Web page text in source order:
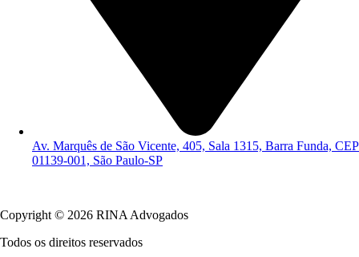
Av. Marquês de São Vicente, 405, Sala 1315, Barra Funda, CEP
01139-001, São Paulo-SP
Copyright © 2026 RINA Advogados
Todos os direitos reservados